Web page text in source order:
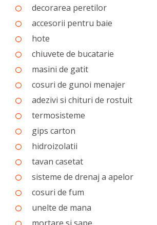
decorarea peretilor
accesorii pentru baie
hote
chiuvete de bucatarie
masini de gatit
cosuri de gunoi menajer
adezivi si chituri de rostuit
termosisteme
gips carton
hidroizolatii
tavan casetat
sisteme de drenaj a apelor
cosuri de fum
unelte de mana